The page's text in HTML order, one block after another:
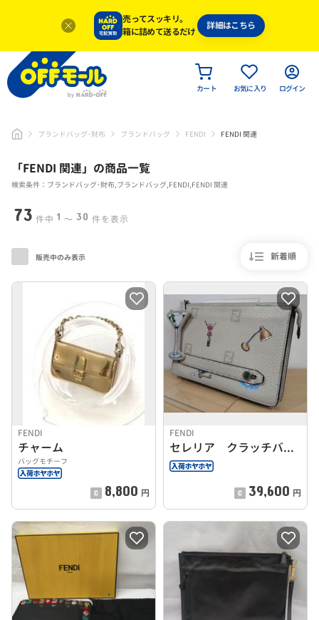
売ってスッキリ。
箱に詰めて送るだけ
詳細はこちら
カート お気に入り ログイン
ブランドバッグ･財布 ブランドバッグ FENDI FENDI 関連
「FENDI 関連」 の商品一覧
検索条件：ブランドバッグ･財布,ブランドバッグ,FENDI,FENDI 関連
73 件中 1 〜 30 件を表示
新着順
販売中のみ表示
FENDI
チャーム
バッグモチーフ
8,800 円
FENDI
セレリア クラッチバッグ
39,600 円